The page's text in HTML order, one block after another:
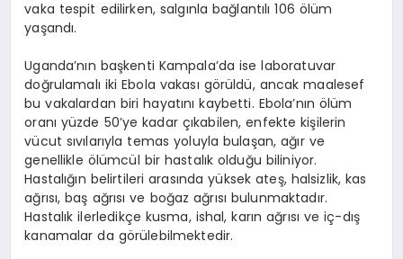
vaka tespit edilirken, salgınla bağlantılı 106 ölüm
yaşandı.
Uganda’nın başkenti Kampala’da ise laboratuvar
doğrulamalı iki Ebola vakası görüldü, ancak maalesef
bu vakalardan biri hayatını kaybetti. Ebola’nın ölüm
oranı yüzde 50’ye kadar çıkabilen, enfekte kişilerin
vücut sıvılarıyla temas yoluyla bulaşan, ağır ve
genellikle ölümcül bir hastalık olduğu biliniyor.
Hastalığın belirtileri arasında yüksek ateş, halsizlik, kas
ağrısı, baş ağrısı ve boğaz ağrısı bulunmaktadır.
Hastalık ilerledikçe kusma, ishal, karın ağrısı ve iç-dış
kanamalar da görülebilmektedir.